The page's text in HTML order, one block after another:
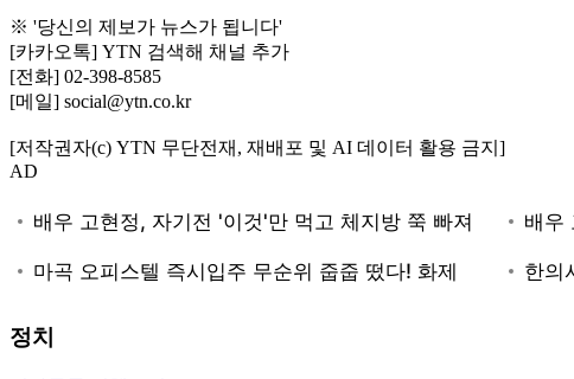
※ '당신의 제보가 뉴스가 됩니다'
[카카오톡] YTN 검색해 채널 추가
[전화] 02-398-8585
[메일] social@ytn.co.kr
[저작권자(c) YTN 무단전재, 재배포 및 AI 데이터 활용 금지]
AD
정치